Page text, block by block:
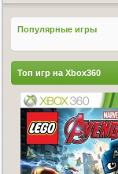
Популярные игры
Топ игр на Xbox360